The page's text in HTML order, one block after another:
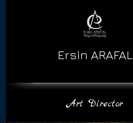
Ersin ARAFAL
​Art Director